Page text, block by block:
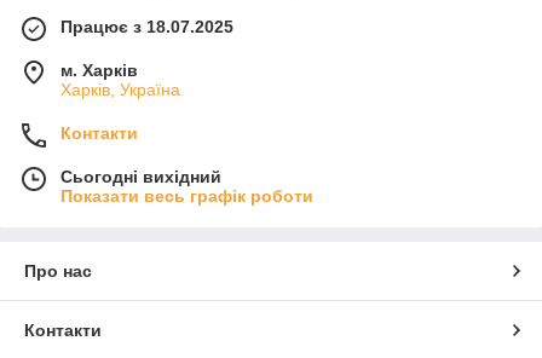
Працює з 18.07.2025
м. Харків
Харків, Україна
Контакти
Сьогодні вихідний
Показати весь графік роботи
Про нас
Контакти